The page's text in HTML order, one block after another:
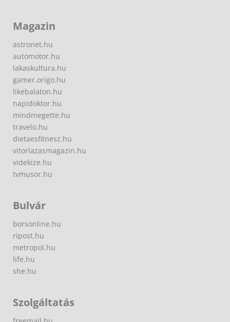
Magazin
astronet.hu
automotor.hu
lakaskultura.hu
gamer.origo.hu
likebalaton.hu
napidoktor.hu
mindmegette.hu
travelo.hu
dietaesfitnesz.hu
vitorlazasmagazin.hu
videkize.hu
tvmusor.hu
Bulvár
borsonline.hu
ripost.hu
metropol.hu
life.hu
she.hu
Szolgáltatás